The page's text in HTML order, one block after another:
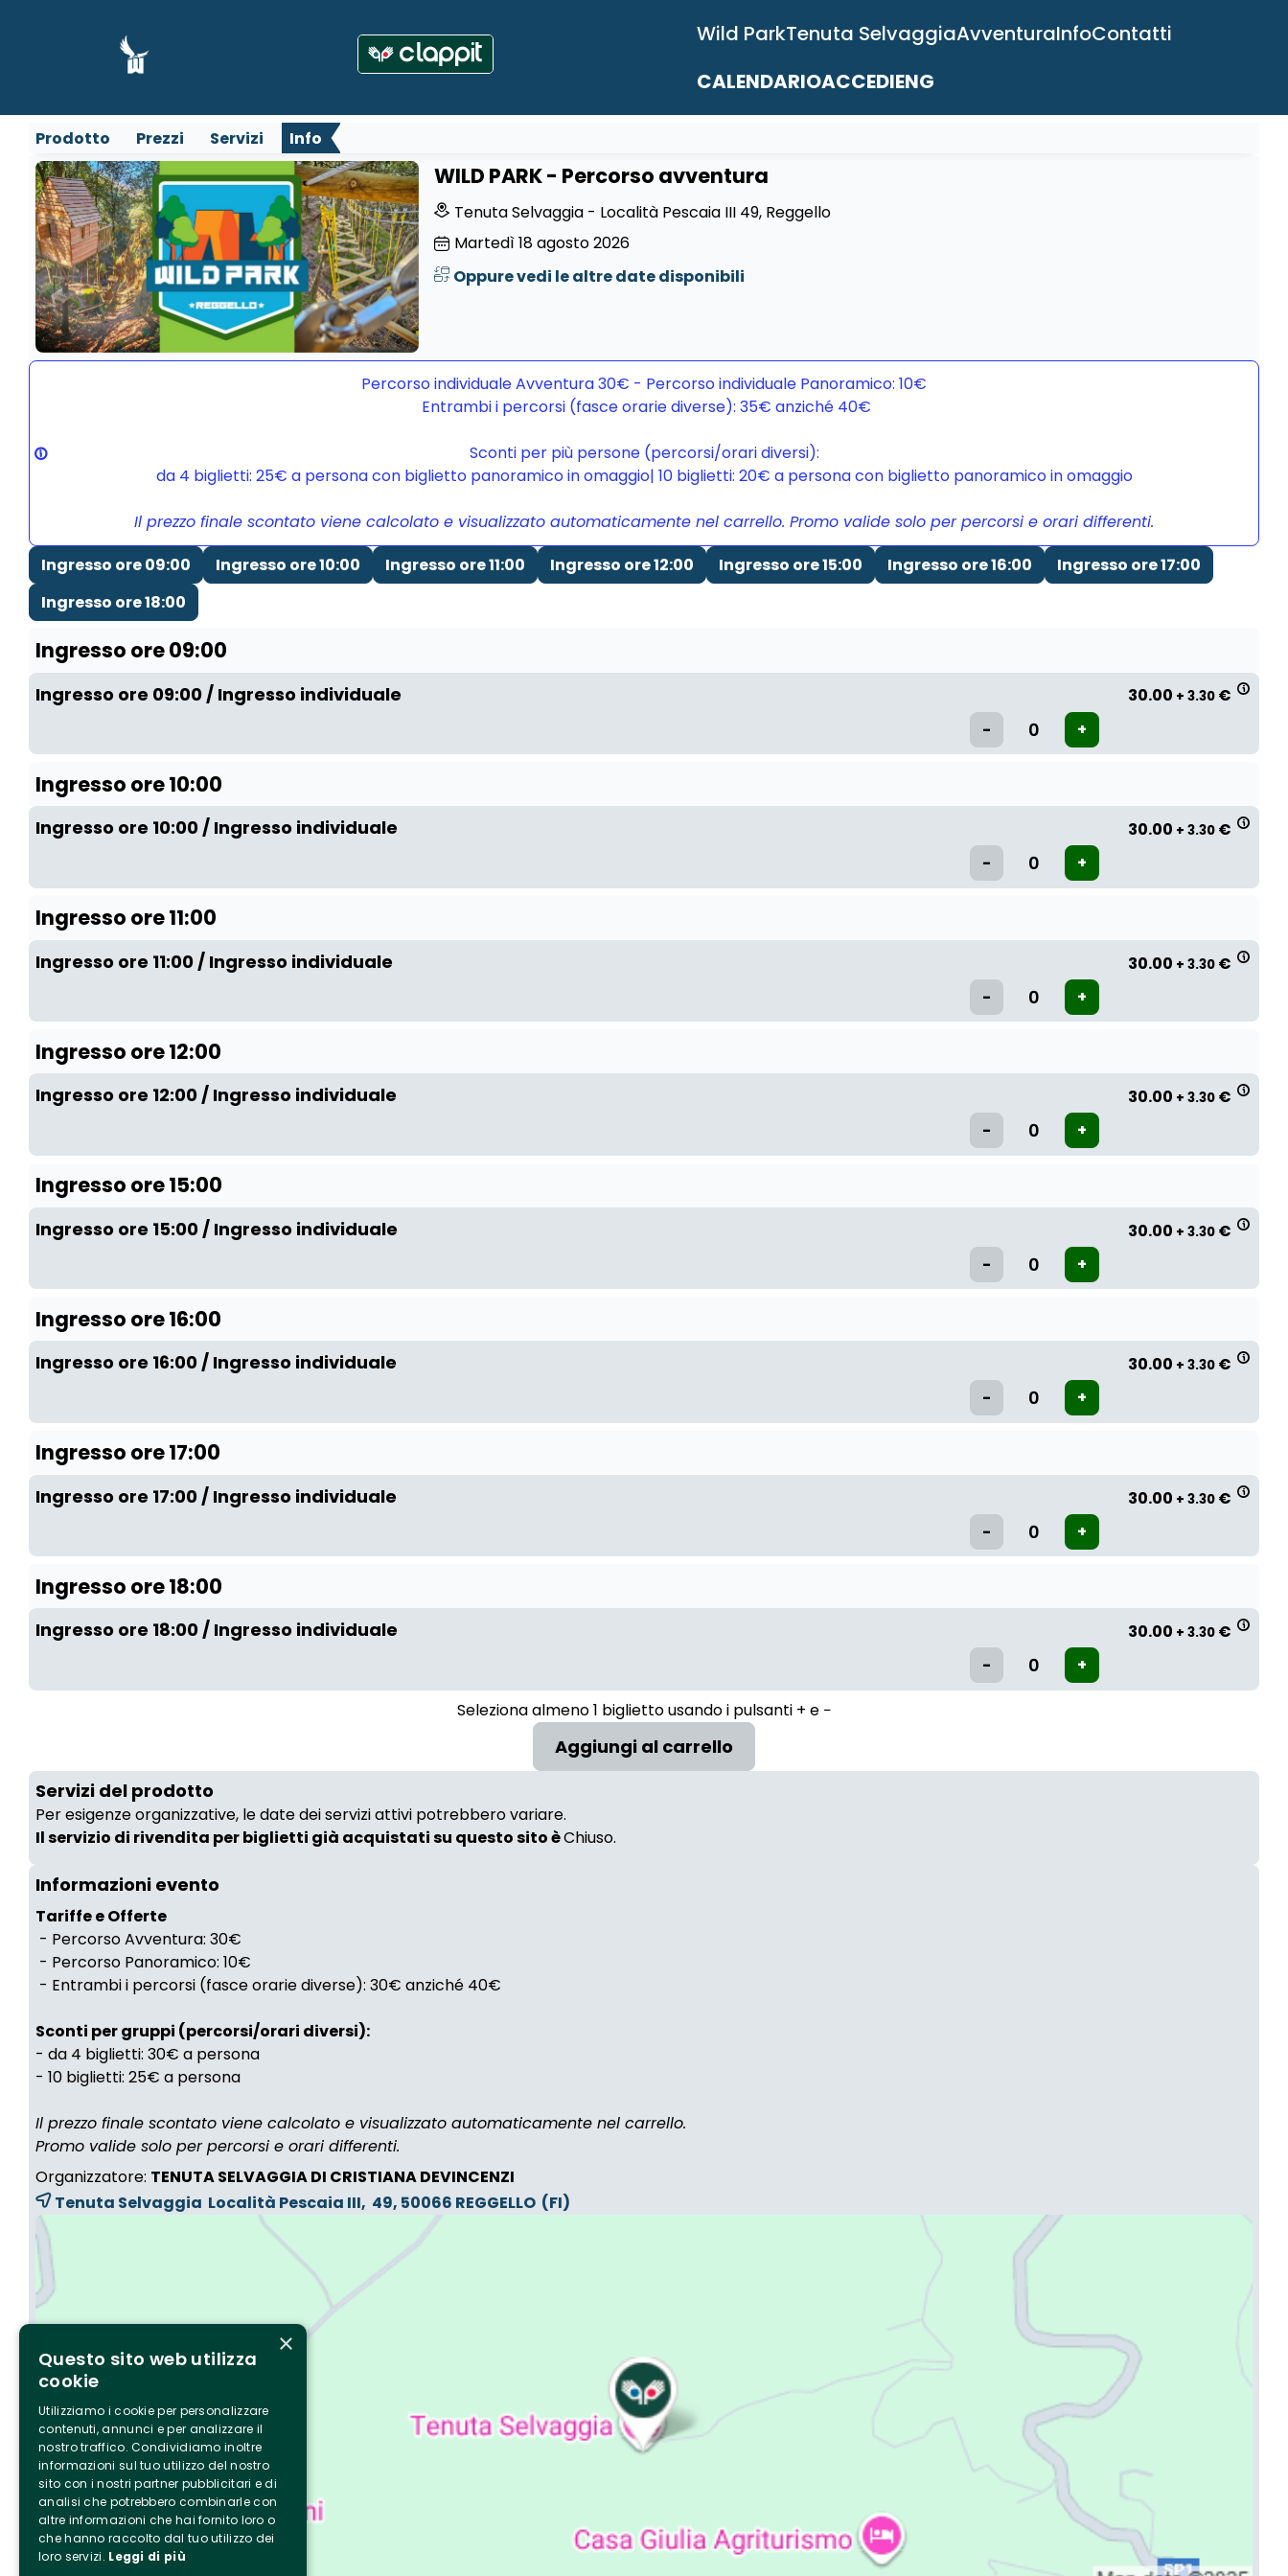
Wild ParkTenuta SelvaggiaAvventuraInfoContatti
CALENDARIOACCEDIENG
Prodotto Prezzi Servizi Info
WILD PARK - Percorso avventura
Tenuta Selvaggia - Località Pescaia III 49, Reggello
Martedì18agosto 2026
Oppure vedi le altre date disponibili
Percorso individuale Avventura 30€ - Percorso individuale Panoramico: 10€
Entrambi i percorsi (fasce orarie diverse): 35€ anziché 40€
Sconti per più persone (percorsi/orari diversi):
da 4 biglietti: 25€ a persona con biglietto panoramico in omaggio| 10 biglietti: 20€ a persona con biglietto panoramico in omaggio
Il prezzo finale scontato viene calcolato e visualizzato automaticamente nel carrello. Promo valide solo per percorsi e orari differenti.
Ingresso ore 09:00
Ingresso ore 10:00 Ingresso ore 11:00 Ingresso ore 12:00 Ingresso ore 15:00 Ingresso ore 16:00
Ingresso ore 17:00
Ingresso ore 18:00
Ingresso ore 09:00
Ingresso ore 09:00 / Ingresso individuale 30.00 + 3.30 €
Ingresso ore 10:00
Ingresso ore 10:00 / Ingresso individuale 30.00 + 3.30 €
Ingresso ore 11:00
Ingresso ore 11:00 / Ingresso individuale 30.00 + 3.30 €
Ingresso ore 12:00
Ingresso ore 12:00 / Ingresso individuale 30.00 + 3.30 €
Ingresso ore 15:00
Ingresso ore 15:00 / Ingresso individuale 30.00 + 3.30 €
Ingresso ore 16:00
Ingresso ore 16:00 / Ingresso individuale 30.00 + 3.30 €
Ingresso ore 17:00
Ingresso ore 17:00 / Ingresso individuale 30.00 + 3.30 €
Ingresso ore 18:00
Ingresso ore 18:00 / Ingresso individuale 30.00 + 3.30 €
Seleziona almeno 1 biglietto usando i pulsanti + e −
Servizi del prodotto
Per esigenze organizzative, le date dei servizi attivi potrebbero variare.
Il servizio di rivendita per biglietti già acquistati su questo sito èChiuso.
Informazioni evento
Tariffe e Offerte
- Percorso Avventura: 30€
- Percorso Panoramico: 10€
- Entrambi i percorsi (fasce orarie diverse): 30€ anziché 40€
Sconti per gruppi (percorsi/orari diversi):
- da 4 biglietti: 30€ a persona
- 10 biglietti: 25€ a persona
Il prezzo finale scontato viene calcolato e visualizzato automaticamente nel carrello.
Promo valide solo per percorsi e orari differenti.
Organizzatore: TENUTA SELVAGGIA DI CRISTIANA DEVINCENZI
Tenuta Selvaggia Località Pescaia III, 49, 50066 REGGELLO (FI)
×
Questo sito web utilizza
cookie
Utilizziamo i cookie per personalizzare
contenuti, annunci e per analizzare il
nostro traffico. Condividiamo inoltre
informazioni sul tuo utilizzo del nostro
sito con i nostri partner pubblicitari e di
analisi che potrebbero combinarle con
altre informazioni che hai fornito loro o
che hanno raccolto dal tuo utilizzo dei
loro servizi. Leggi di più